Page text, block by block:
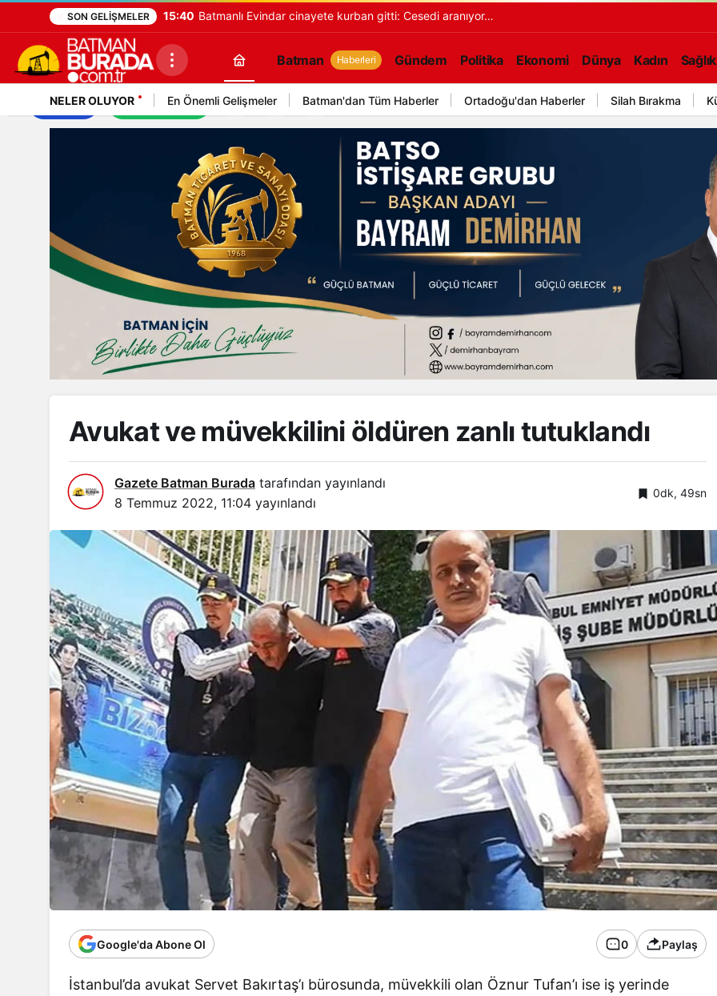
SON GELIŞMELER 15:40 Batmanlı Evindar cinayete kurban gitti: Cesedi aranıyor…
Batman Haberleri Gündem Politika Ekonomi Dünya Kadın Sağlık
İş İlanları Mekan Rehberi
NELER OLUYOR En Önemli Gelişmeler Batman'dan Tüm Haberler Ortadoğu'dan Haberler Silah Bırakma
Avukat ve müvekkilini öldüren zanlı tutuklandı
Gazete Batman Burada tarafından yayınlandı
8 Temmuz 2022, 11:04 yayınlandı
0dk, 49sn
Google'da Abone Ol 0 Paylaş
İstanbul’da avukat Servet Bakırtaş’ı bürosunda, müvekkili olan Öznur Tufan’ı ise iş yerinde